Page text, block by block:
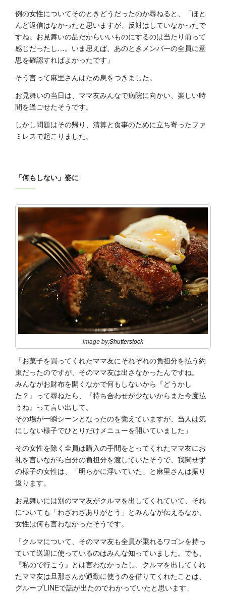
例の女性についてそのときどうだったのか尋ねると、「ほと
んど返信はなかったと思いますが、反対はしていなかったで
すね。お見舞いの品だからいいものにするのは当たり前って
感じだったし…。いま思えば、あのときメンバーの全員に意
思を確認すればよかったです」
そう言って麻里さんはため息をつきました。
お見舞いの当日は、ママ友みんなで病院に向かい、楽しい時
間を過ごせたそうです。
しかし問題はその帰り、清算と食事のために立ち寄ったファ
ミレスで起こりました。
「何もしない」姿に
image by:Shutterstock
「お菓子を買ってくれたママ友にそれぞれの負担分を払う約
束だったのですが、そのママ友は出さなかったんですね。
みんながお財布を開くなかで何もしないから『どうかし
た？』って尋ねたら、『持ち合わせが少ないからまた今度払
うね』って言い出して。
その場が一瞬シーンとなったのを覚えていますが、当人は気
にしない様子でひとりだけメニューを開いていました」
その女性を除く全員は購入の手間をとってくれたママ友にお
礼を言いながら自分の負担分を渡していたそうで、我関せず
の様子の女性は、「明らかに浮いていた」と麻里さんは振り
返ります。
お見舞いには別のママ友がクルマを出してくれていて、それ
についても「わざわざありがとう」とみんなが伝えるなか、
女性は何も言わなかったそうです。
「クルマについて、そのママ友も全員が乗れるワゴンを持っ
ていて送迎に使っているのはみんな知っていました。でも、
『私ので行こう』とは言わなかったし、クルマを出してくれ
たママ友は旦那さんが通勤に使うのを借りてくれたことは、
グループLINEで話が出たのでわかっていたと思います」